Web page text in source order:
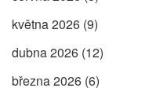
května 2026 (9)
dubna 2026 (12)
března 2026 (6)